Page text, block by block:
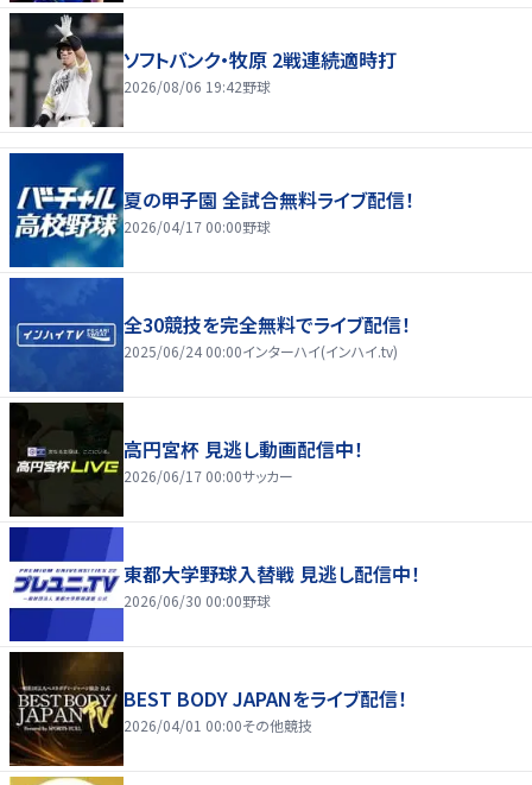
ソフトバンク・牧原 2戦連続適時打
2026/08/06 19:42野球
夏の甲子園 全試合無料ライブ配信！
2026/04/17 00:00野球
全30競技を完全無料でライブ配信！
2025/06/24 00:00インターハイ(インハイ.tv)
高円宮杯 見逃し動画配信中！
2026/06/17 00:00サッカー
東都大学野球入替戦 見逃し配信中！
2026/06/30 00:00野球
BEST BODY JAPANをライブ配信！
2026/04/01 00:00その他競技